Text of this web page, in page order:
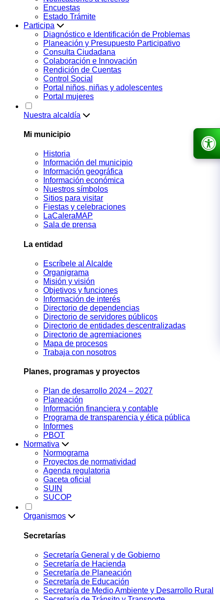
Encuestas
Estado Trámite
Participa
Diagnóstico e Identificación de Problemas
Planeación y Presupuesto Participativo
Consulta Ciudadana
Colaboración e Innovación
Rendición de Cuentas
Control Social
Portal niños, niñas y adolescentes
Portal mujeres
Nuestra alcaldía
Mi municipio
Historia
Información del municipio
Información geográfica
Información económica
Nuestros símbolos
Sitios para visitar
Fiestas y celebraciones
LaCaleraMAP
Sala de prensa
La entidad
Escríbele al Alcalde
Organigrama
Misión y visión
Objetivos y funciones
Información de interés
Directorio de dependencias
Directorio de servidores públicos
Directorio de entidades descentralizadas
Directorio de agremiaciones
Mapa de procesos
Trabaja con nosotros
Planes, programas y proyectos
Plan de desarrollo 2024 – 2027
Planeación
Información financiera y contable
Programa de transparencia y ética pública
Informes
PBOT
Normativa
Normograma
Proyectos de normatividad
Agenda regulatoria
Gaceta oficial
SUIN
SUCOP
Organismos
Secretarías
Secretaría General y de Gobierno
Secretaría de Hacienda
Secretaría de Planeación
Secretaría de Educación
Secretaría de Medio Ambiente y Desarrollo Rural